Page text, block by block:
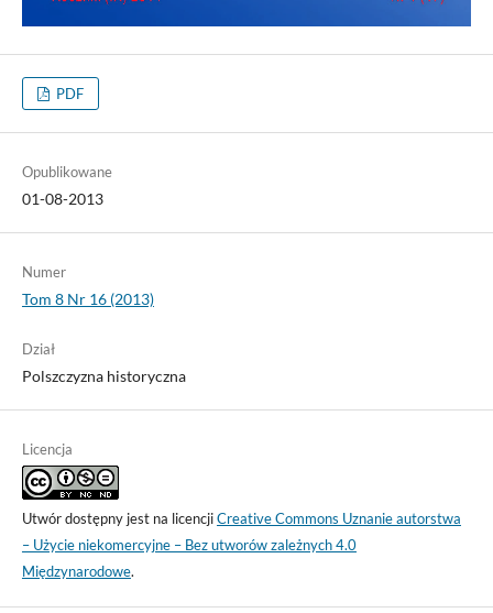
PDF
Opublikowane
01-08-2013
Numer
Tom 8 Nr 16 (2013)
Dział
Polszczyzna historyczna
Licencja
Utwór dostępny jest na licencjiCreative Commons Uznanie autorstwa
– Użycie niekomercyjne – Bez utworów zależnych 4.0
Międzynarodowe.